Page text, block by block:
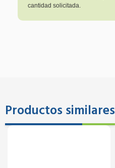
cantidad solicitada.
Productos similares